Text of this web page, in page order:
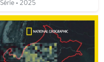
Série • 2025